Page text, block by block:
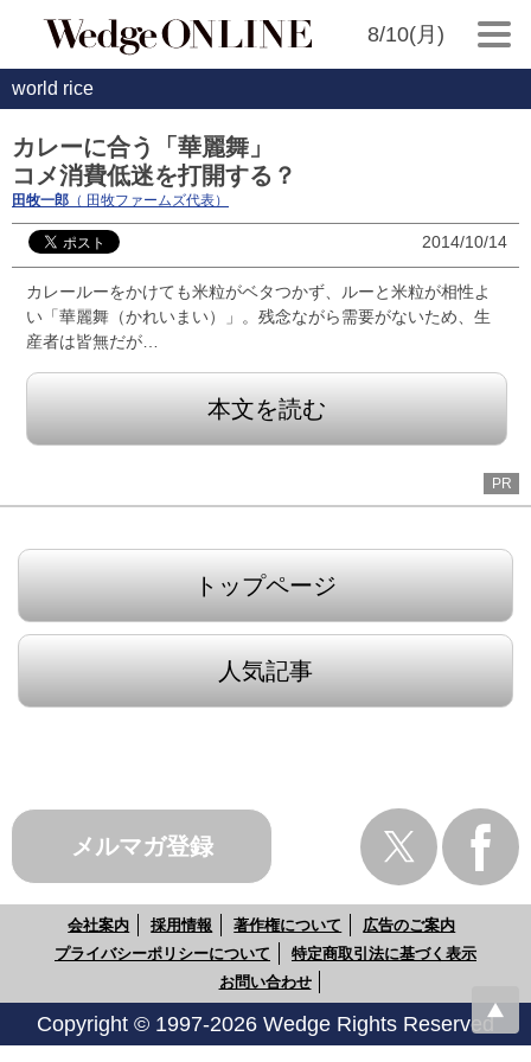
8/10(月)
world rice
カレーに合う「華麗舞」
コメ消費低迷を打開する？
田牧一郎 （ 田牧ファームズ代表）
2014/10/14
カレールーをかけても米粒がベタつかず、ルーと米粒が相性よ
い「華麗舞（かれいまい）」。残念ながら需要がないため、生
産者は皆無だが…
本文を読む
PR
トップページ
人気記事
メルマガ登録
会社案内 採用情報 著作権について
広告のご案内
プライバシーポリシーについて
特定商取引法に基づく表示
お問い合わせ
Copyright © 1997-2026 Wedge Rights Reserved